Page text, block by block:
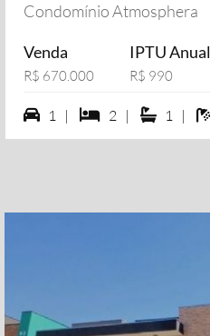
Condomínio Atmosphera
Venda
R$ 670.000
IPTU Anual
R$ 990
1 vagas na garagem
1 | 2 dormiórios
2 | 1 suítes
1 |